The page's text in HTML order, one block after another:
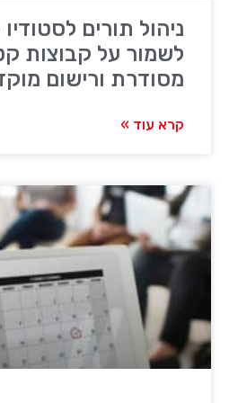
ניהול תורים
לשמור על קבוצות
מסודרת ורישום
קרא עוד »